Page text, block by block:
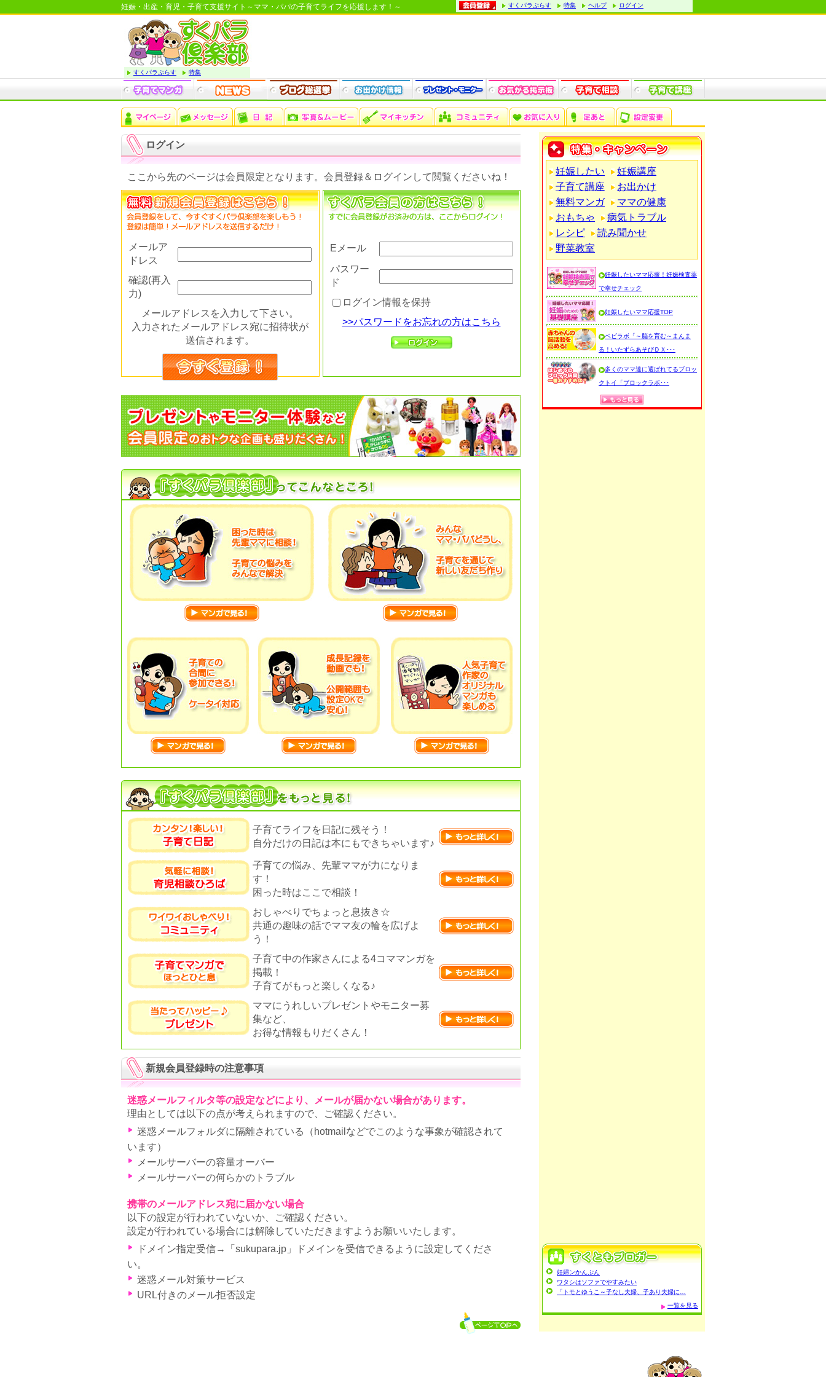
妊娠・出産・育児・子育て支援サイト～ママ・パパの子育てライフを応援します！～ すくパラぷらす 特集 ヘルプ ログイン
すくパラぷらす 特集
ログイン
ここから先のページは会員限定となります。会員登録＆ログインして閲覧くださいね！
メールア
ドレス
確認(再入
力)
メールアドレスを入力して下さい。
入力されたメールアドレス宛に招待状が
送信されます。
Eメール
パスワー
ド
ログイン情報を保持
>>パスワードをお忘れの方はこちら
子育てライフを日記に残そう！
自分だけの日記は本にもできちゃいます♪
子育ての悩み、先輩ママが力になりま
す！
困った時はここで相談！
おしゃべりでちょっと息抜き☆
共通の趣味の話でママ友の輪を広げよ
う！
子育て中の作家さんによる4コママンガを
掲載！
子育てがもっと楽しくなる♪
ママにうれしいプレゼントやモニター募
集など、
お得な情報もりだくさん！
新規会員登録時の注意事項
迷惑メールフィルタ等の設定などにより、メールが届かない場合があります。
理由としては以下の点が考えられますので、ご確認ください。
迷惑メールフォルダに隔離されている（hotmailなどでこのような事象が確認されて
います）
メールサーバーの容量オーバー
メールサーバーの何らかのトラブル
携帯のメールアドレス宛に届かない場合
以下の設定が行われていないか、ご確認ください。
設定が行われている場合には解除していただきますようお願いいたします。
ドメイン指定受信→「sukupara.jp」ドメインを受信できるように設定してくださ
い。
迷惑メール対策サービス
URL付きのメール拒否設定
妊娠したい
妊娠講座
子育て講座
お出かけ
無料マンガ
ママの健康
おもちゃ
病気トラブル
レシピ
読み聞かせ
野菜教室
妊娠したいママ応援！妊娠検査薬
で幸せチェック
妊娠したいママ応援TOP
ベビラボ「～脳を育む～まんま
る！いたずらあそびＤＸ･･･
多くのママ達に選ばれてるブロッ
クトイ「ブロックラボ･･･
妊婦ンかんぷん
ワタシはソファでやすみたい
「トモとゆうこ～子なし夫婦、子あり夫婦に…
一覧を見る